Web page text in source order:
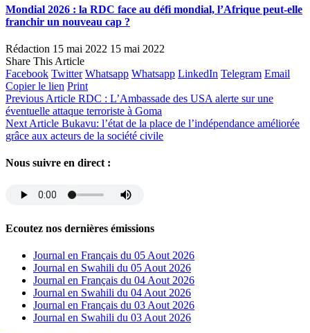
Mondial 2026 : la RDC face au défi mondial, l’Afrique peut-elle
franchir un nouveau cap ?
Rédaction 15 mai 2022 15 mai 2022
Share This Article
Facebook Twitter Whatsapp Whatsapp LinkedIn Telegram Email
Copier le lien Print
Previous Article RDC : L’Ambassade des USA alerte sur une
éventuelle attaque terroriste à Goma
Next Article Bukavu: l’état de la place de l’indépendance améliorée
grâce aux acteurs de la société civile
Nous suivre en direct :
Ecoutez nos dernières émissions
Journal en Français du 05 Aout 2026
Journal en Swahili du 05 Aout 2026
Journal en Français du 04 Aout 2026
Journal en Swahili du 04 Aout 2026
Journal en Français du 03 Aout 2026
Journal en Swahili du 03 Aout 2026